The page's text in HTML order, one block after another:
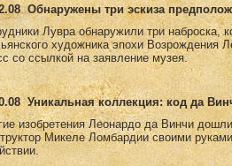
Обнаружены три эскиза
Лувра обнаружили три наброска,
художника эпохи Возрождения
со ссылкой на заявление музея.
Уникальная коллекция: код да
изобретения Леонардо да Винчи
Микеле Ломбардии своими